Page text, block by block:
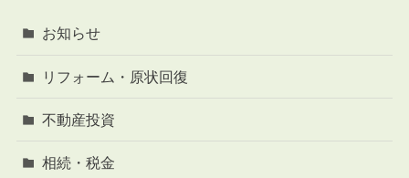
お知らせ
リフォーム・原状回復
不動産投資
相続・税金